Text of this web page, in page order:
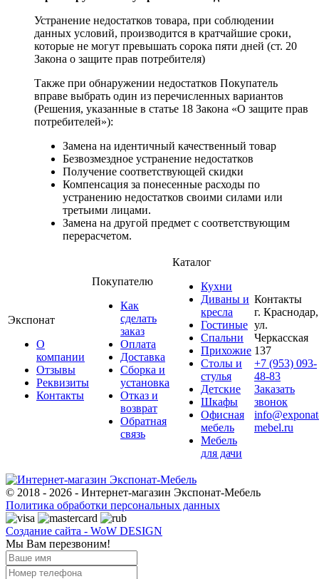
Устранение недостатков товара, при соблюдении
данных условий, производится в кратчайшие сроки,
которые не могут превышать сорока пяти дней (ст. 20
Закона о защите прав потребителя)
Также при обнаружении недостатков Покупатель
вправе выбрать один из перечисленных вариантов
(Решения, указанные в статье 18 Закона «О защите прав
потребителей»):
Замена на идентичный качественный товар
Безвозмездное устранение недостатков
Получение соответствующей скидки
Компенсация за понесенные расходы по
устранению недостатков своими силами или
третьими лицами.
Замена на другой предмет с соответствующим
перерасчетом.
Экспонат
О
компании
Отзывы
Реквизиты
Контакты
Покупателю
Как
сделать
заказ
Оплата
Доставка
Сборка и
установка
Отказ и
возврат
Обратная
связь
Каталог
Кухни
Диваны и
кресла
Гостиные
Спальни
Прихожие
Столы и
стулья
Детские
Шкафы
Офисная
мебель
Мебель
для дачи
Контакты
г. Краснодар,
ул.
Черкасская
137
+7 (953) 093-
48-83
Заказать
звонок
mebel.ru
© 2018 - 2026 - Интернет-магазин Экспонат-Мебель
Политика обработки персональных данных
Создание сайта - WoW DESIGN
Мы Вам перезвоним!